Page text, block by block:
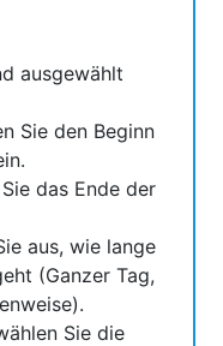
ausgewählt
Sie den Beginn
das Ende der
aus, wie lange
(Ganzer Tag,
Sie die